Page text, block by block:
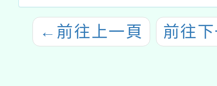
← 前往上一頁 前往